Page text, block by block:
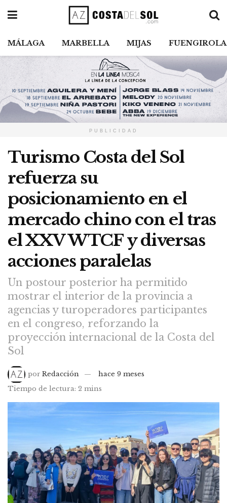
MÁLAGA MARBELLA MIJAS FUENGIROLA
PUBLICIDAD
Turismo Costa del Sol
refuerza su
posicionamiento en el
mercado chino con el tras
el XXV WTCF y diversas
acciones paralelas
Un postour posterior ha permitido
mostrar el interior de la provincia a
agencias y turoperadores participantes
en el congreso, reforzando la
proyección internacional de la Costa del
Sol
por Redacción
hace 9 meses
Tiempo de lectura: 2 mins